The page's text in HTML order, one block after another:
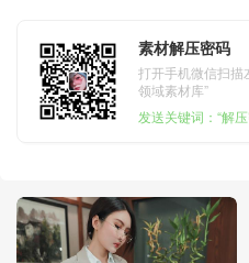
素材解压密码
打开手机微信扫描
领域素材库”
发送关键词：“解